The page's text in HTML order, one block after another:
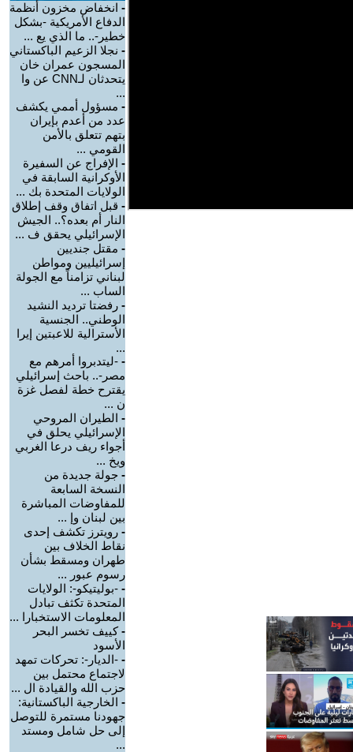
- انخفاض مخزون أنظمة
الدفاع الأمريكية -بشكل
خطير-.. ما الذي يع ...
- نجلا الزعيم الباكستاني
المسجون عمران خان
يتحدثان لـCNN عن وا
...
- مسؤول أممي يكشف
عدد من أعدم بإيران
بتهم تتعلق بالأمن
القومي ...
- الإفراج عن السفيرة
الأوكرانية السابقة في
الولايات المتحدة بك ...
- قبل اتفاق وقف إطلاق
النار أم بعده؟.. الجيش
الإسرائيلي يحقق ف ...
- مقتل جنديين
إسرائيليين ومواطن
لبناني تزامناً مع الجولة
الساب ...
- رفضتا ترديد النشيد
الوطني.. الجنسية
الأسترالية للاعبتين إيرا
...
- -ليتدبروا أمرهم مع
مصر-.. باحث إسرائيلي
يقترح خطة لفصل غزة
ن ...
- الطيران المروحي
الإسرائيلي يحلق في
أجواء ريف درعا الغربي
ويخ ...
- جولة جديدة من
النسخة السابعة
للمفاوضات المباشرة
بين لبنان وإ ...
- رويترز تكشف إحدى
نقاط الخلاف بين
طهران ومسقط بشأن
رسوم عبور ...
- -بوليتيكو-: الولايات
المتحدة تكثف تبادل
المعلومات الاستخبارا ...
-كييف تخسر البحر
الأسود
- -الديار-: تحركات تمهد
لاجتماع محتمل بين
حزب الله والقيادة ال ...
- الخارجية الباكستانية:
جهودنا مستمرة للتوصل
إلى حل شامل ومستد
...